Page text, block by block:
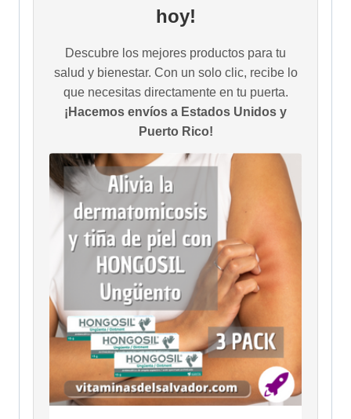
hoy!
Descubre los mejores productos para tu
salud y bienestar. Con un solo clic, recibe lo
que necesitas directamente en tu puerta.
¡Hacemos envíos a Estados Unidos y
Puerto Rico!